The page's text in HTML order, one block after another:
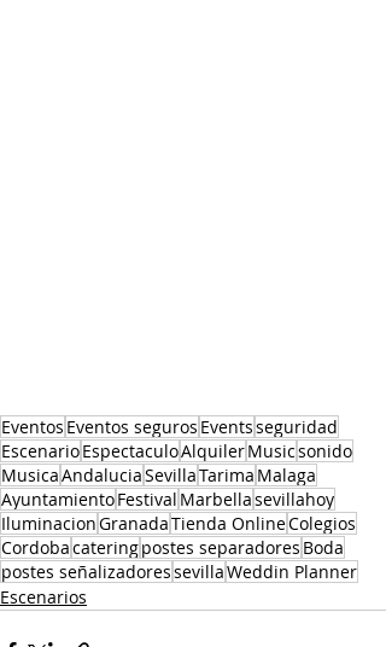
Eventos Eventos seguros Eventsseguridad
EscenarioEspectaculoAlquilerMusicsonido
MusicaAndaluciaSevillaTarima Malaga
AyuntamientoFestival Marbellasevillahoy
IluminacionGranadaTienda OnlineColegios
Cordobacateringpostes separadores Boda
postes señalizadoressevillaWeddin Planner
Escenarios